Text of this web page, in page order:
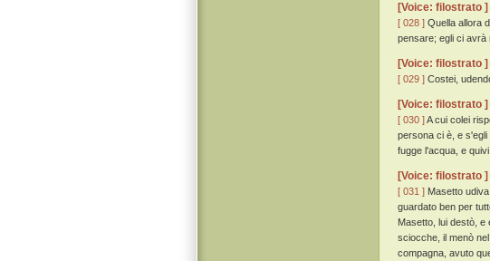
[Voice: filostrato ]
[ 028 ] Quella allora
pensare; egli ci avrà
[Voice: filostrato ]
[ 029 ] Costei,
[Voice: filostrato ]
[ 030 ]A cui colei
persona ci è, e
fugge l'acqua, e
[Voice: filostrato ]
[ 031 ] Masetto
guardato ben per
Masetto, lui destò, e
sciocche, il menò
compagna, avuto